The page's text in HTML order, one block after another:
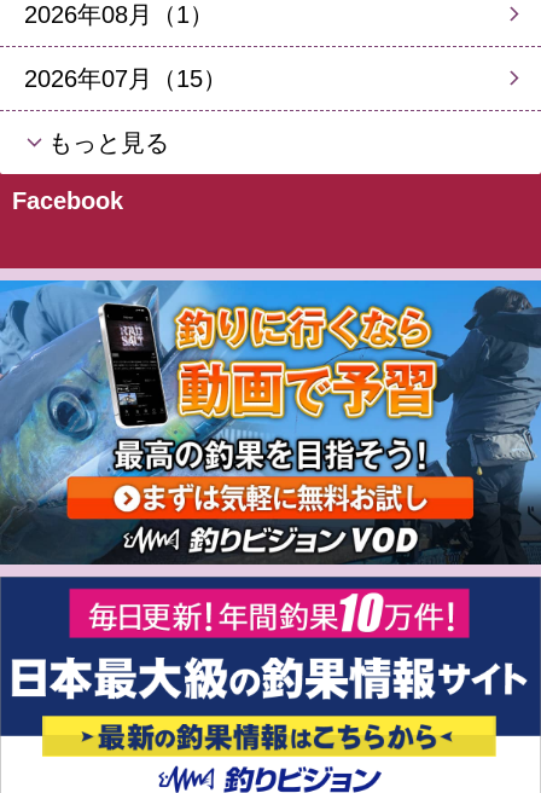
2026年08月（1）
2026年07月（15）
もっと見る
Facebook